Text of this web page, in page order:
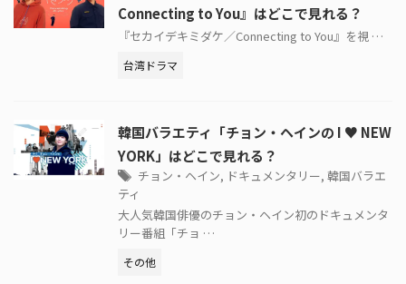
Connecting to You』はどこで見れる？
『セカイデキミダケ／Connecting to You』を視 …
台湾ドラマ
韓国バラエティ「チョン・ヘインの I ♥ NEW
YORK」はどこで見れる？
チョン・ヘイン, ドキュメンタリー, 韓国バラエ
ティ
大人気韓国俳優のチョン・ヘイン初のドキュメンタ
リー番組「チョ …
その他